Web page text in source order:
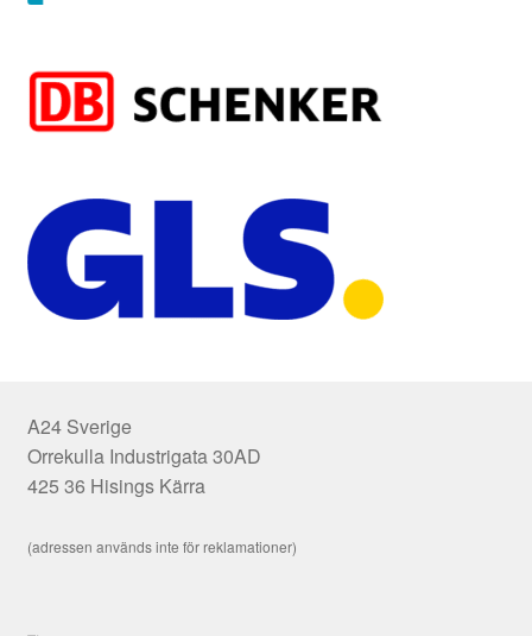
A24 Sverige
Orrekulla Industrigata 30AD
425 36 Hisings Kärra
(adressen används inte för reklamationer)